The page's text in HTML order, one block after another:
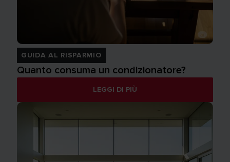
GUIDA AL RISPARMIO
Quanto consuma un condizionatore?
LEGGI DI PIÙ